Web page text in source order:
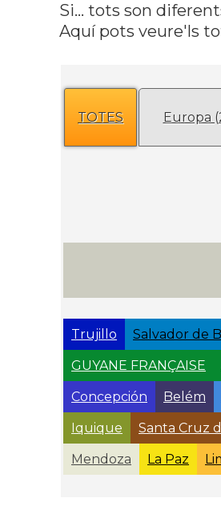
Si... tots son
Aquí pots veure'ls
TOTES Europa
Trujillo Salvador de
GUYANE FRANÇAISE
Concepción Belém
Iquique Santa Cruz
Mendoza La Paz